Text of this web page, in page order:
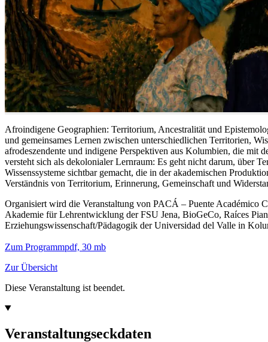
Afroindigene Geographien: Territorium, Ancestralität und
und gemeinsames Lernen zwischen unterschiedlichen Territorien,
afrodeszendente und indigene Perspektiven aus Kolumbien, die mit
versteht sich als dekolonialer Lernraum: Es geht nicht darum, über
Wissenssysteme sichtbar gemacht, die in der akademischen
Verständnis von Territorium, Erinnerung, Gemeinschaft und
Organisiert wird die Veranstaltung von PACÁ – Puente Académico
Akademie für Lehrentwicklung der FSU Jena, BioGeCo, Raíces
Erziehungswissenschaft/Pädagogik der Universidad del Valle in
Zum Programmpdf, 30 mb
Zur Übersicht
Diese Veranstaltung ist beendet.
Veranstaltungseckdaten